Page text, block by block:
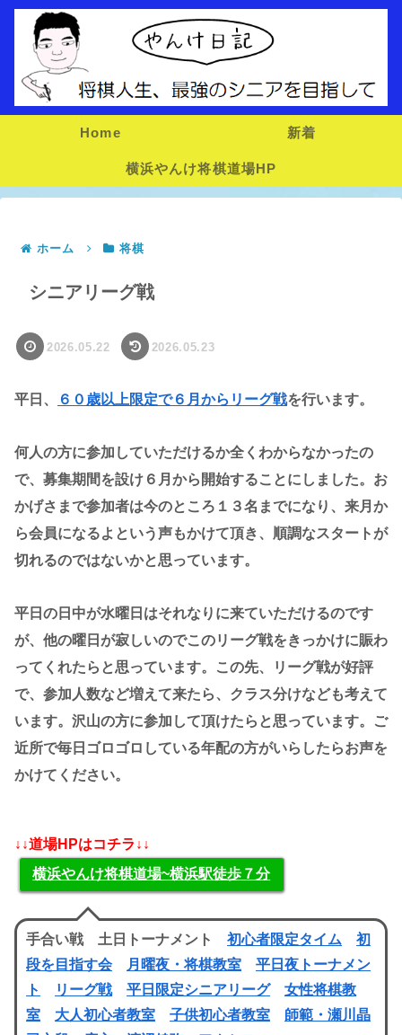
Home 新着
横浜やんけ将棋道場HP
ホーム 将棋
シニアリーグ戦
2026.05.22 2026.05.23
平日、 ６０歳以上限定で６月からリーグ戦を行います。
何人の方に参加していただけるか全くわからなかったの
で、募集期間を設け６月から開始することにしました。お
かげさまで参加者は今のところ１３名までになり、来月か
ら会員になるよという声もかけて頂き、順調なスタートが
切れるのではないかと思っています。
平日の日中が水曜日はそれなりに来ていただけるのです
が、他の曜日が寂しいのでこのリーグ戦をきっかけに賑わ
ってくれたらと思っています。この先、リーグ戦が好評
で、参加人数など増えて来たら、クラス分けなども考えて
います。沢山の方に参加して頂けたらと思っています。ご
近所で毎日ゴロゴロしている年配の方がいらしたらお声を
かけてください。
↓↓道場HPはコチラ↓↓
横浜やんけ将棋道場~横浜駅徒歩７分
手合い戦 土日トーナメント 初心者限定タイム
初
段を目指す会
月曜夜・将棋教室
平日夜トーナメン
ト
リーグ戦 平日限定シニアリーグ
女性将棋教
室
大人初心者教室 子供初心者教室
師範・瀬川晶